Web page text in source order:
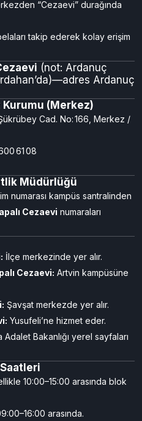
“Cezaevi” durağında
takip ederek kolay erişim
Ardanuç
(Merkez)
Cad. No: 166, Merkez /
61 08
Müdürlüğü
numarası kampüs santralinden
Cezaevinumaraları
İlçe merkezinde yer alır.
Cezaevi:Artvin kampüsüne
Şavşat merkezde yer alır.
Yusufeli’ne hizmet eder.
Bakanlığı yerel sayfaları